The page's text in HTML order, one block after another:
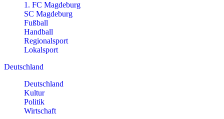
1. FC Magdeburg
SC Magdeburg
Fußball
Handball
Regionalsport
Lokalsport
Deutschland
Deutschland
Kultur
Politik
Wirtschaft